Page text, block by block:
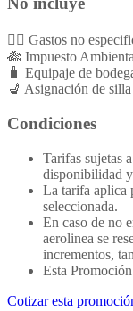
👉🏻 Gastos no
🎋 Impuesto
🧳 Equipaje de
💺 Asignación de silla
Condiciones
Tarifas sujetas
disponibilidad
La tarifa aplica
seleccionada.
En caso de no
aerolinea se
incrementos,
Esta
Cotizar esta